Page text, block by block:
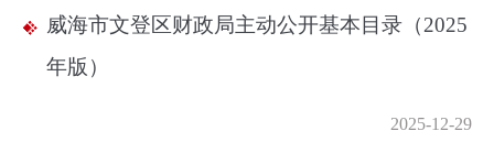
威海市文登区财政局主动公开基本目录（2025
年版）
2025-12-29